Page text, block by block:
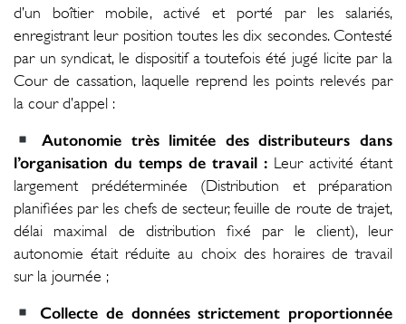
d’un boîtier mobile, activé et porté par les salariés,
enregistrant leur position toutes les dix secondes. Contesté
par un syndicat, le dispositif a toutefois été jugé licite par la
Cour de cassation, laquelle reprend les points relevés par
la cour d’appel :
Autonomie très limitée des distributeurs dans
l’organisation du temps de travail : Leur activité étant
largement prédéterminée (Distribution et préparation
planifiées par les chefs de secteur, feuille de route de trajet,
délai maximal de distribution fixé par le client), leur
autonomie était réduite au choix des horaires de travail
sur la journée ;
Collecte de données strictement proportionnée